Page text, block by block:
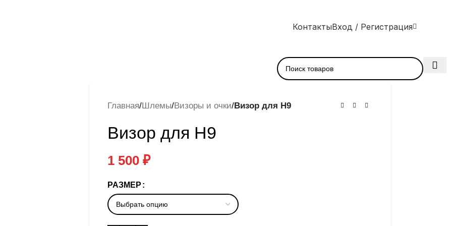
КонтактыВход / Регистрация
Главная/Шлемы/Визоры и очки/Визор для H9
Визор для H9
1 500 ₽
РАЗМЕР